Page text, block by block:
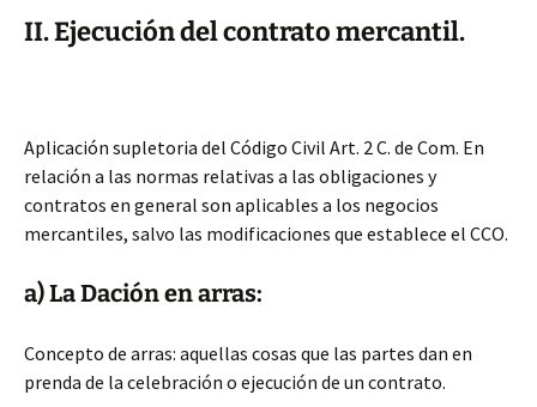
II. Ejecución del contrato mercantil.
Aplicación supletoria del Código Civil Art. 2 C. de Com. En
relación a las normas relativas a las obligaciones y
contratos en general son aplicables a los negocios
mercantiles, salvo las modificaciones que establece el CCO.
a) La Dación en arras:
Concepto de arras: aquellas cosas que las partes dan en
prenda de la celebración o ejecución de un contrato.